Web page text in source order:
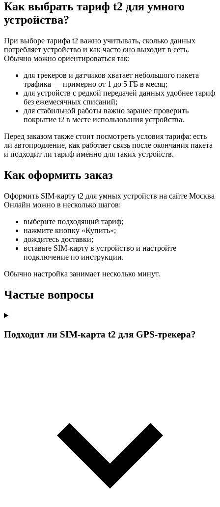
Как выбрать тариф t2 для умного
устройства?
При выборе тарифа t2 важно учитывать, сколько данных
потребляет устройство и как часто оно выходит в сеть.
Обычно можно ориентироваться так:
для трекеров и датчиков хватает небольшого пакета
трафика — примерно от 1 до 5 ГБ в месяц;
для устройств с редкой передачей данных удобнее тариф
без ежемесячных списаний;
для стабильной работы важно заранее проверить
покрытие t2 в месте использования устройства.
Перед заказом также стоит посмотреть условия тарифа: есть
ли автопродление, как работает связь после окончания пакета
и подходит ли тариф именно для таких устройств.
Как оформить заказ
Оформить SIM-карту t2 для умных устройств на сайте Москва
Онлайн можно в несколько шагов:
выберите подходящий тариф;
нажмите кнопку «Купить»;
дождитесь доставки;
вставьте SIM-карту в устройство и настройте
подключение по инструкции.
Обычно настройка занимает несколько минут.
Частые вопросы
Подходит ли SIM-карта t2 для GPS-трекера?